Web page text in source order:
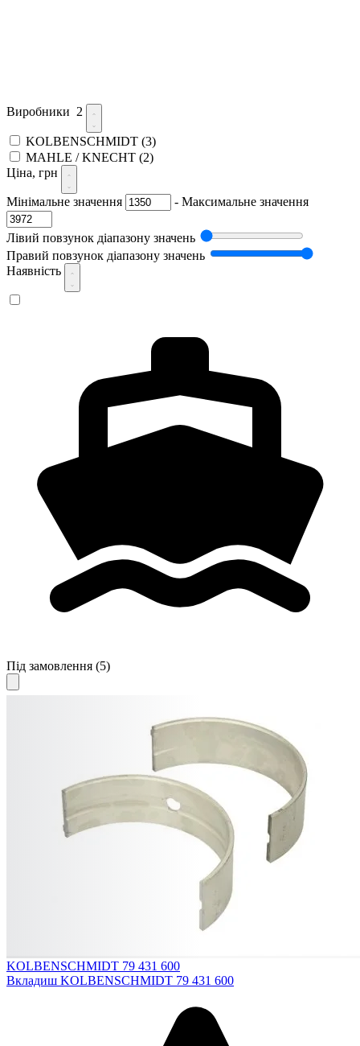
Виробники 2
KOLBENSCHMIDT (3)
MAHLE / KNECHT (2)
Ціна, грн
Мінімальне значення - Максимальне значення
Лівий повзунок діапазону значень
Правий повзунок діапазону значень
Наявність
Під замовлення (5)
KOLBENSCHMIDT 79 431 600
Вкладиш KOLBENSCHMIDT 79 431 600